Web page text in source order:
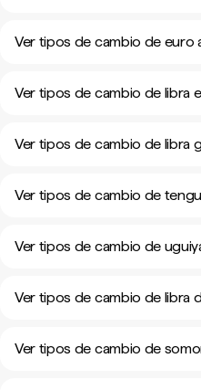
Ver tipos de cambio de euro
Ver tipos de cambio de libra
Ver tipos de cambio de libra
Ver tipos de cambio de
Ver tipos de cambio de
Ver tipos de cambio de libra
Ver tipos de cambio de